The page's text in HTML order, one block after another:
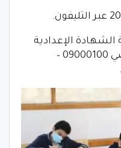
الإعدادية
الدور الثاني على التليفون الأرضي 09000100 –